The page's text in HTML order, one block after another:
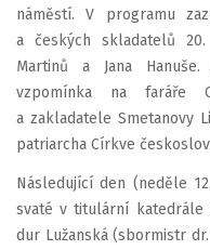
náměstí. V programu
a českých skladatelů
Martinů a Jana
vzpomínka na faráře
a zakladatele Smetanovy
patriarcha Církve
Následující den (neděle
svaté v titulární katedrále
dur Lužanská (sbormistr